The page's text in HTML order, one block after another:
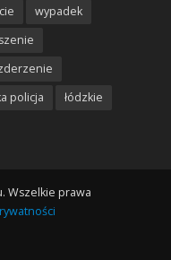
wypadek
policja
łódzkie
Wszelkie prawa